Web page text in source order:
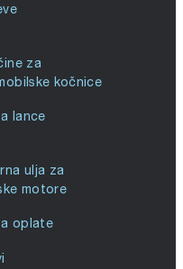
za
kočnice
lance
ulja za
motore
oplate